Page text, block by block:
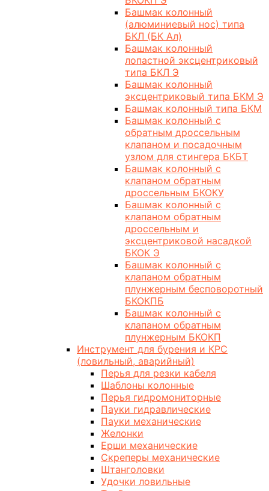
Башмак колонный
(алюминиевый нос) типа
БКЛ (БК Ал)
Башмак колонный
лопастной эксцентриковый
типа БКЛ Э
Башмак колонный
эксцентриковый типа БКМ Э
Башмак колонный типа БКМ
Башмак колонный с
обратным дроссельным
клапаном и посадочным
узлом для стингера БКБТ
Башмак колонный с
клапаном обратным
дроссельным БКОКУ
Башмак колонный с
клапаном обратным
дроссельным и
эксцентриковой насадкой
БКОК Э
Башмак колонный с
клапаном обратным
плунжерным бесповоротный
БКОКПБ
Башмак колонный с
клапаном обратным
плунжерным БКОКП
Инструмент для бурения и КРС
(ловильный, аварийный)
Перья для резки кабеля
Шаблоны колонные
Перья гидромониторные
Пауки гидравлические
Пауки механические
Желонки
Ерши механические
Скреперы механические
Штанголовки
Удочки ловильные